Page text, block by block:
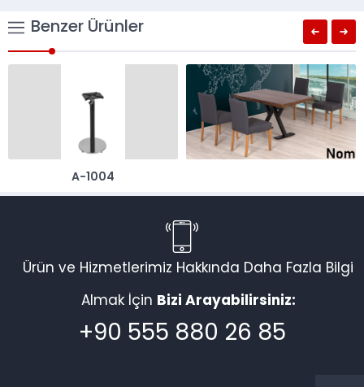
Benzer Ürünler
A-1004
Ürün ve Hizmetlerimiz Hakkında Daha Fazla Bilgi
Almak İçin Bizi Arayabilirsiniz:
+90 555 880 26 85